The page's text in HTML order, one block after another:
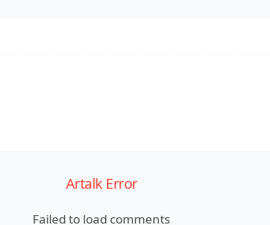
Artalk Error
Failed to load comments